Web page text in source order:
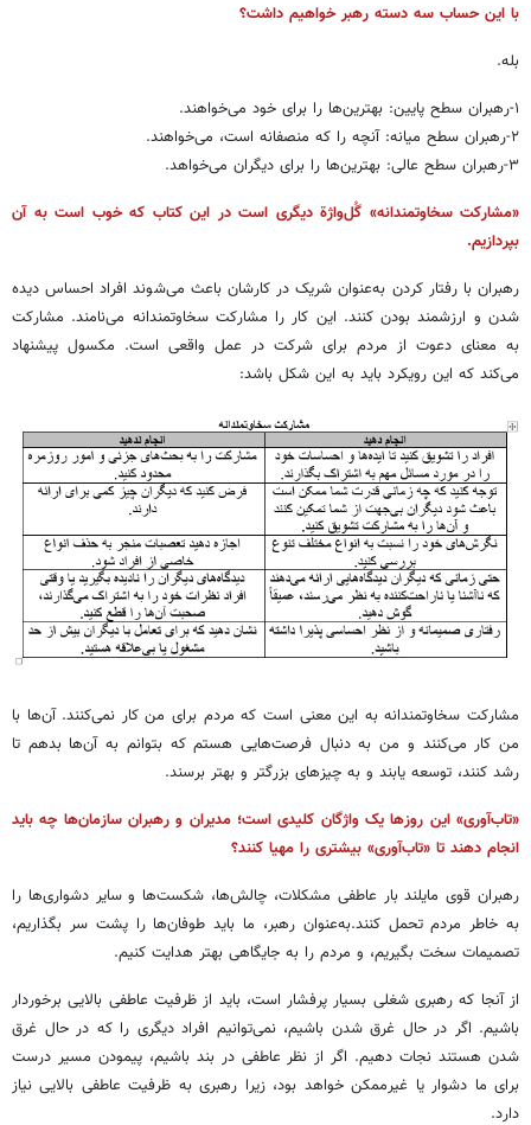
با این حساب سه دسته رهبر خواهیم داشت؟
بله.
۱-رهبران سطح پایین: بهترین‌ها را برای خود می‌خواهند.
۲-رهبران سطح میانه: آنچه را که منصفانه است، می‌خواهند.
۳-رهبران سطح عالی: بهترین‌ها را برای دیگران می‌خواهد.
«مشارکت سخاوتمندانه» گُل‌واژة دیگری است در این کتاب که خوب است به آن
بپردازیم.
رهبران با رفتار کردن به‌عنوان شریک در کارشان باعث می‌شوند افراد احساس دیده
شدن و ارزشمند بودن کنند. این کار را مشارکت سخاوتمندانه می‌نامند. مشارکت
به معنای دعوت از مردم برای شرکت در عمل واقعی است. مکسول پیشنهاد
می‌کند که این رویکرد باید به این شکل باشد:
مشارکت سخاوتمندانه به این معنی است که مردم برای من کار نمی‌کنند. آن‌ها با
من کار می‌کنند و من به دنبال فرصت‌هایی هستم که بتوانم به آن‌ها بدهم تا
رشد کنند، توسعه یابند و به چیزهای بزرگتر و بهتر برسند.
«تاب‌آوری» این روزها یک واژگان کلیدی است؛ مدیران و رهبران سازمان‌ها چه باید
انجام دهند تا «تاب‌آوری» بیشتری را مهیا کنند؟
رهبران قوی مایلند بار عاطفی مشکلات، چالش‌ها، شکست‌ها و سایر دشواری‌ها را
به خاطر مردم تحمل کنند.به‌عنوان رهبر، ما باید طوفان‌ها را پشت سر بگذاریم،
تصمیمات سخت بگیریم، و مردم را به جایگاهی بهتر هدایت کنیم.
از آنجا که رهبری شغلی بسیار پرفشار است، باید از ظرفیت عاطفی بالایی برخوردار
باشیم. اگر در حال غرق شدن باشیم، نمی‌توانیم افراد دیگری را که در حال غرق
شدن هستند نجات دهیم. اگر از نظر عاطفی در بند باشیم، پیمودن مسیر درست
برای ما دشوار یا غیرممکن خواهد بود، زیرا رهبری به ظرفیت عاطفی بالایی نیاز
دارد.